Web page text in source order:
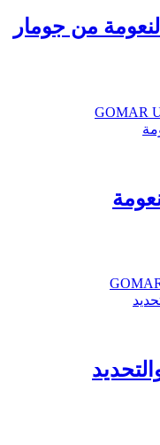
من جومار